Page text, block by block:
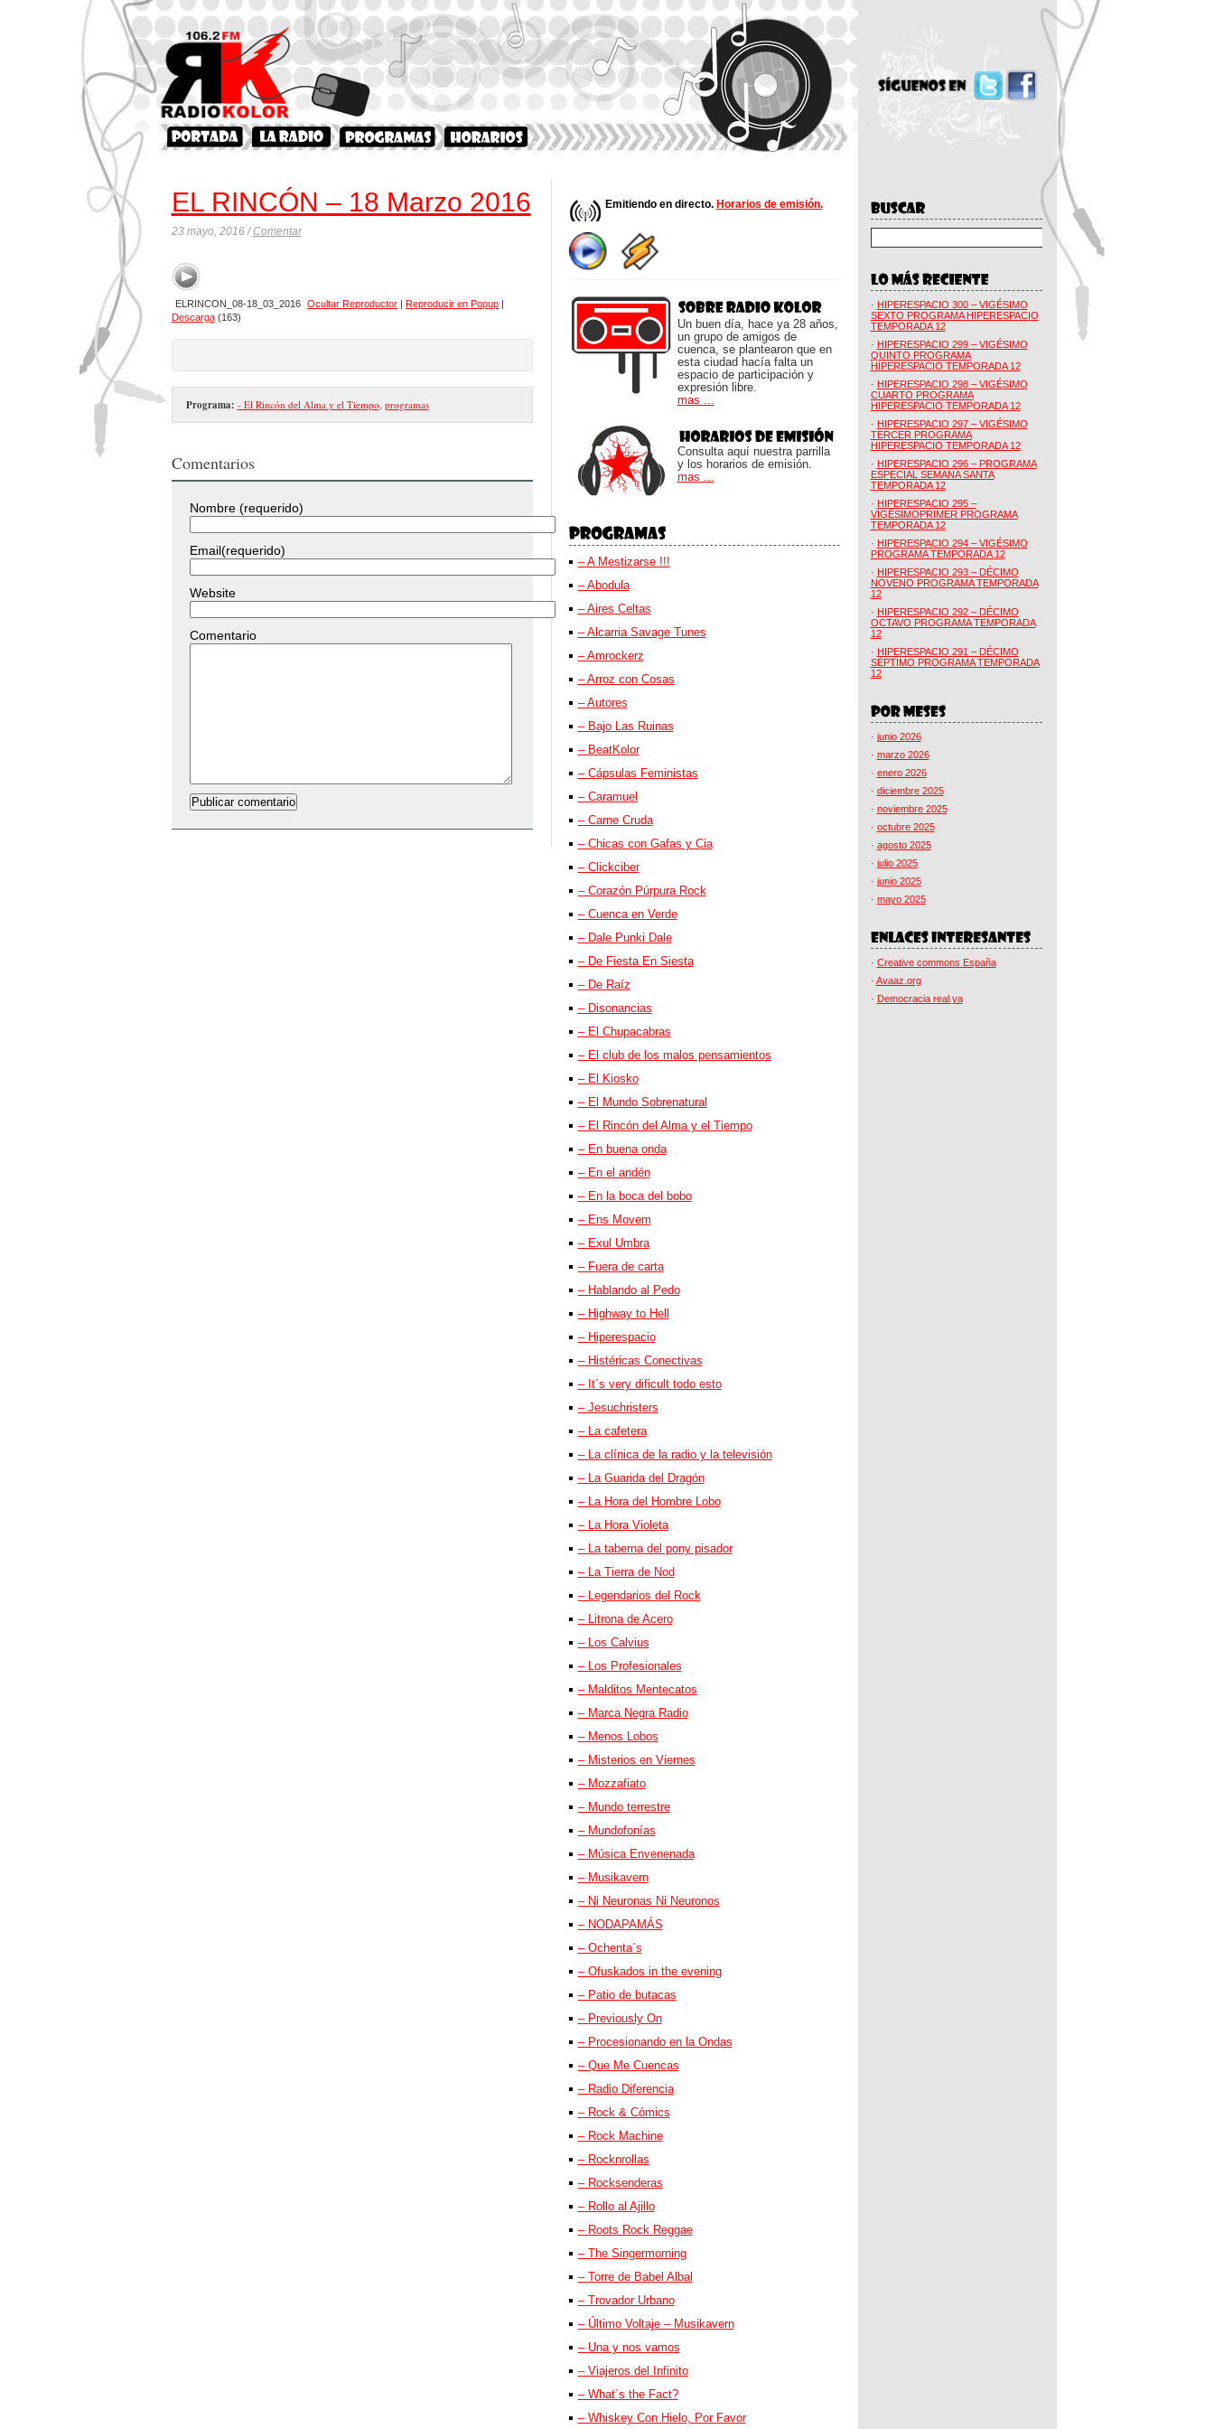
EL RINCÓN – 18 Marzo 2016
23 mayo, 2016 /Comentar
ELRINCON_08-18_03_2016 Ocultar Reproductor |Reproducir en Popup |
Descarga(163)
Programa: - El Rincón del Alma y el Tiempo, programas
Comentarios
Nombre (requerido)
Email(requerido)
Website
Comentario
Emitiendo en directo. Horarios de emisión.
Un buen día, hace ya 28 años,
un grupo de amigos de
cuenca, se plantearon que en
esta ciudad hacía falta un
espacio de participación y
expresión libre.
mas ...
Consulta aquí nuestra parrilla
y los horarios de emisión.
mas ...
– A Mestizarse !!!
– Abodula
– Aires Celtas
– Alcarria Savage Tunes
– Amrockerz
– Arroz con Cosas
– Autores
– Bajo Las Ruinas
– BeatKolor
– Cápsulas Feministas
– Caramuel
– Carne Cruda
– Chicas con Gafas y Cia
– Clickciber
– Corazón Púrpura Rock
– Cuenca en Verde
– Dale Punki Dale
– De Fiesta En Siesta
– De Raíz
– Disonancias
– El Chupacabras
– El club de los malos pensamientos
– El Kiosko
– El Mundo Sobrenatural
– El Rincón del Alma y el Tiempo
– En buena onda
– En el andén
– En la boca del bobo
– Ens Movem
– Exul Umbra
– Fuera de carta
– Hablando al Pedo
– Highway to Hell
– Hiperespacio
– Histéricas Conectivas
– It´s very dificult todo esto
– Jesuchristers
– La cafetera
– La clínica de la radio y la televisión
– La Guarida del Dragón
– La Hora del Hombre Lobo
– La Hora Violeta
– La taberna del pony pisador
– La Tierra de Nod
– Legendarios del Rock
– Litrona de Acero
– Los Calvius
– Los Profesionales
– Malditos Mentecatos
– Marca Negra Radio
– Menos Lobos
– Misterios en Viernes
– Mozzafiato
– Mundo terrestre
– Mundofonías
– Música Envenenada
– Musikavern
– Ni Neuronas Ni Neuronos
– NODAPAMÁS
– Ochenta´s
– Ofuskados in the evening
– Patio de butacas
– Previously On
– Procesionando en la Ondas
– Que Me Cuencas
– Radio Diferencia
– Rock & Cómics
– Rock Machine
– Rocknrollas
– Rocksenderas
– Rollo al Ajillo
– Roots Rock Reggae
– The Singermorning
– Torre de Babel Albal
– Trovador Urbano
– Último Voltaje – Musikavern
– Una y nos vamos
– Viajeros del Infinito
– What´s the Fact?
– Whiskey Con Hielo, Por Favor
· HIPERESPACIO 300 – VIGÉSIMO
SEXTO PROGRAMA HIPERESPACIO
TEMPORADA 12
· HIPERESPACIO 299 – VIGÉSIMO
QUINTO PROGRAMA
HIPERESPACIO TEMPORADA 12
· HIPERESPACIO 298 – VIGÉSIMO
CUARTO PROGRAMA
HIPERESPACIO TEMPORADA 12
· HIPERESPACIO 297 – VIGÉSIMO
TERCER PROGRAMA
HIPERESPACIO TEMPORADA 12
· HIPERESPACIO 296 – PROGRAMA
ESPECIAL SEMANA SANTA
TEMPORADA 12
· HIPERESPACIO 295 –
VIGÉSIMOPRIMER PROGRAMA
TEMPORADA 12
· HIPERESPACIO 294 – VIGÉSIMO
PROGRAMA TEMPORADA 12
· HIPERESPACIO 293 – DÉCIMO
NOVENO PROGRAMA TEMPORADA
12
· HIPERESPACIO 292 – DÉCIMO
OCTAVO PROGRAMA TEMPORADA
12
· HIPERESPACIO 291 – DÉCIMO
SÉPTIMO PROGRAMA TEMPORADA
12
· junio 2026
· marzo 2026
· enero 2026
· diciembre 2025
· noviembre 2025
· octubre 2025
· agosto 2025
· julio 2025
· junio 2025
· mayo 2025
· Creative commons España
· Avaaz.org
· Democracia real ya